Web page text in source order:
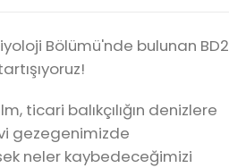
Bölümü'nde bulunan BD2
ticari balıkçılığın denizlere
gezegenimizde
neler kaybedeceğimizi